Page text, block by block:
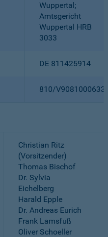
Wuppertal;
Amtsgericht
Wuppertal HRB
3033
DE 811425914
810/
Christian Ritz
(Vorsitzender)
Thomas Bischof
Dr. Sylvia
Eichelberg
Harald Epple
Dr. Andreas Eurich
Frank Lamsfuß
Oliver Schoeller